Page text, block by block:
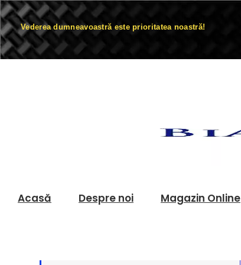
Vederea dumneavoastră este prioritatea noastră!
Acasă Despre noi Magazin Online